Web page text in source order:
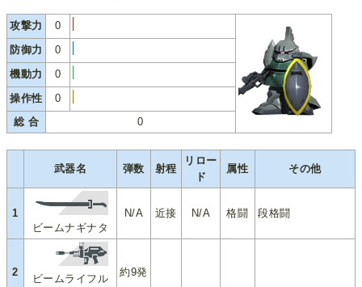
攻撃力
0
防御力
0
機動力
0
操作性
0
総 合
0
武器名 弾数 射程
リロー
ド
属性 その他
1
ビームナギナタ
N/A 近接 N/A 格闘 段格闘
2
ビームライフル
約9発